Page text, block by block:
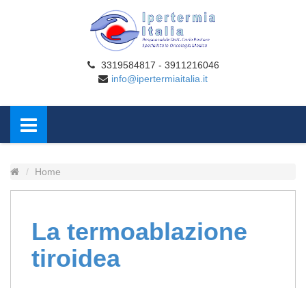
3319584817 - 3911216046
info@ipertermiaitalia.it
Home
La termoablazione
tiroidea